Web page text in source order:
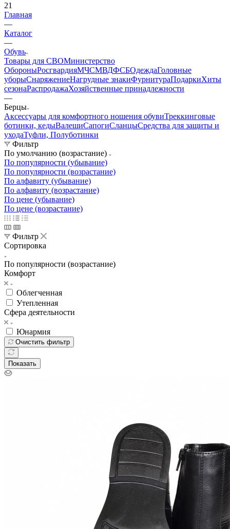
21
Главная
—
Каталог
—
Обувь
Товары для СВОМинистерство
ОбороныРосгвардияМЧСМВДФСБОдеждаГоловные
уборыСнаряжениеНагрудные знакиФурнитураПодаркиХиты
сезонаРаспродажаХозяйственные принадлежности
—
Берцы
Аксессуары для комфортного ношения обувиТреккинговые
ботинки, кедыВалешиСапогиСланцыСредства для защиты и
уходаТуфли, Полуботинки
Фильтр
По умолчанию (возрастание)
По популярности (убывание)
По популярности (возрастание)
По алфавиту (убывание)
По алфавиту (возрастание)
По цене (убывание)
По цене (возрастание)
Фильтр
Сортировка
По популярности (возрастание)
Комфорт
Облегченная
Утепленная
Сфера деятельности
Юнармия
Очистить фильтр
Показать